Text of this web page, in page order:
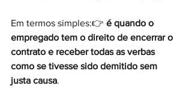
Em termos simples:👉 é quando o
empregado tem o direito de encerrar o
contrato e receber todas as verbas
como se tivesse sido demitido sem
justa causa.